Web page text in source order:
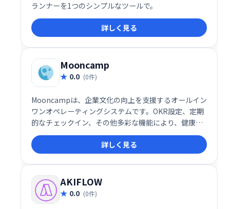
ランナーを1つのシンプルなツールで。
詳しく見る
Mooncamp
0.0 (0件)
Mooncampは、企業文化の向上を支援するオールイン
ワンオペレーティングシステムです。OKR設定、定期
的なチェックイン、その他多彩な機能により、健康で
幸福感にあふれ、高いパフォーマンスを発揮できる職
場環境を実現します。社員のエンゲージメントを高
め、組織全体の成長を促進します。
詳しく見る
AKIFLOW
0.0 (0件)